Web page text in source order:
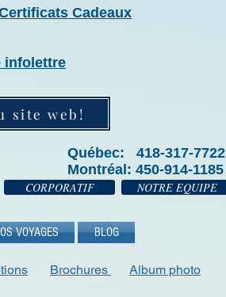
Cadeaux
infolettre
site web!
Québec: 418-317-7722
Montréal: 450-914-1185
CORPORATIF NOTRE EQUIPE
VOYAGES BLOG
Brochures Album photo